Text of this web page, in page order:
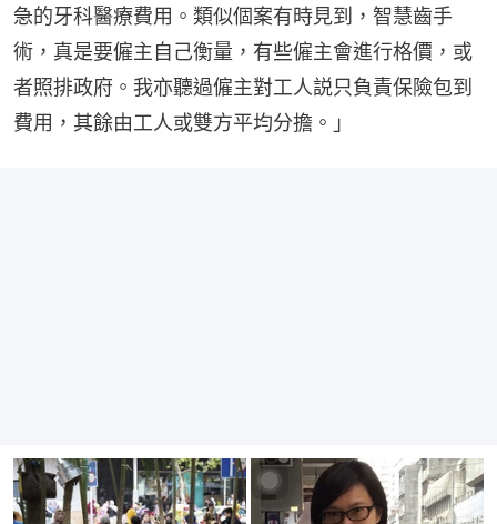
急的牙科醫療費用。類似個案有時見到，智慧齒手
術，真是要僱主自己衡量，有些僱主會進行格價，或
者照排政府。我亦聽過僱主對工人説只負責保險包到
費用，其餘由工人或雙方平均分擔。」